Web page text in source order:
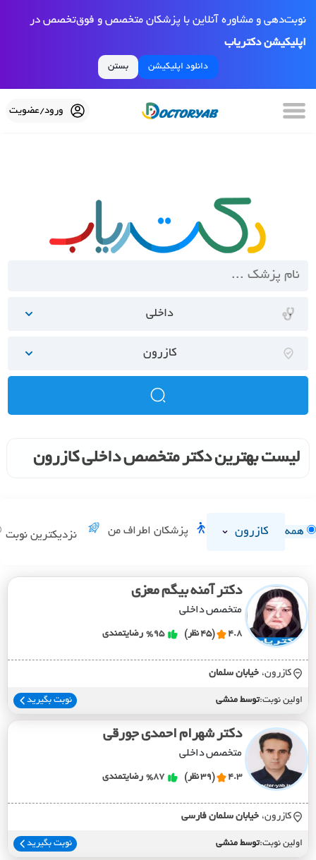
نوبت‌دهی و مشاوره آنلاین با پزشکان متخصص و فوق‌تخصص در
اپلیکیشن دکتریاب
دانلود اپلیکیشن بستن
ورود/عضویت
داخلی
کازرون
لیست بهترین دکتر متخصص داخلی کازرون
همه کازرون پزشکان اطراف من نزدیکترین نوبت
دکتر آمنه بیگم معزی
متخصص داخلی
4.8 (45 نظر) %95 رضایتمندی
کازرون، خيابان سلمان
اولین نوبت:توسط منشی نوبت بگیرید
دکتر شهرام احمدی جورقی
متخصص داخلی
4.3 (39 نظر) %87 رضایتمندی
کازرون، خيابان سلمان فارسي
اولین نوبت:توسط منشی نوبت بگیرید